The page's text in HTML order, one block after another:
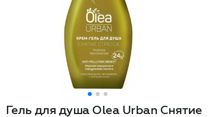
Гель для душа Olea Urban Снятие